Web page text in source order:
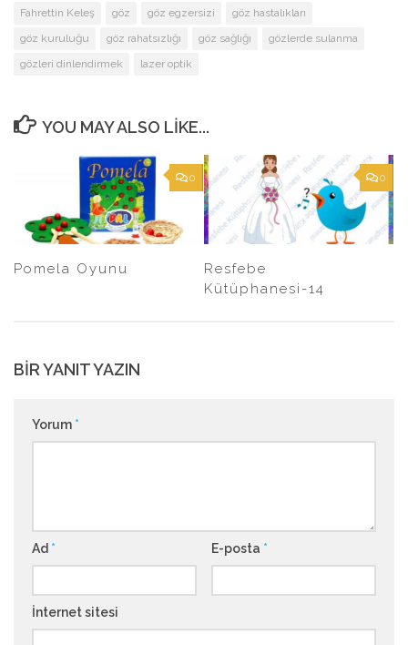
Fahrettin Keleş göz göz egzersizi
göz hastalıkları
göz kuruluğu
göz rahatsızlığı göz sağlığı
gözlerde sulanma
gözleri dinlendirmek
lazer optik
YOU MAY ALSO LIKE...
0
Pomela Oyunu
0
Resfebe
Kütüphanesi-14
BIR YANIT YAZIN
Yorum *
Ad * E-posta *
İnternet sitesi